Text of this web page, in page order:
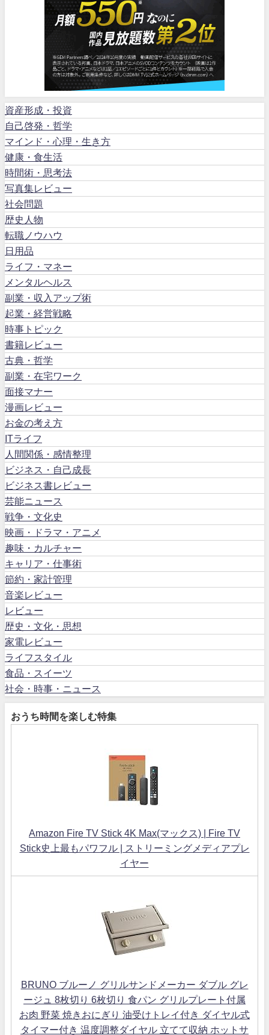
資産形成・投資
自己啓発・哲学
マインド・心理・生き方
健康・食生活
時間術・思考法
写真集レビュー
社会問題
歴史人物
転職ノウハウ
日用品
ライフ・マネー
メンタルヘルス
副業・収入アップ術
起業・経営戦略
時事トピック
書籍レビュー
古典・哲学
副業・在宅ワーク
面接マナー
漫画レビュー
お金の考え方
ITライフ
人間関係・感情整理
ビジネス・自己成長
ビジネス書レビュー
芸能ニュース
戦争・文化史
映画・ドラマ・アニメ
趣味・カルチャー
キャリア・仕事術
節約・家計管理
音楽レビュー
レビュー
歴史・文化・思想
家電レビュー
ライフスタイル
食品・スイーツ
社会・時事・ニュース
おうち時間を楽しむ特集
Amazon Fire TV Stick 4K Max(マックス) | Fire TV
Stick史上最もパワフル | ストリーミングメディアプレ
イヤー
BRUNO ブルーノ グリルサンドメーカー ダブル グレ
ージュ 8枚切り 6枚切り 食パン グリルプレート付属
お肉 野菜 焼きおにぎり 油受けトレイ付き ダイヤル式
タイマー付き 温度調整ダイヤル 立てて収納 ホットサ